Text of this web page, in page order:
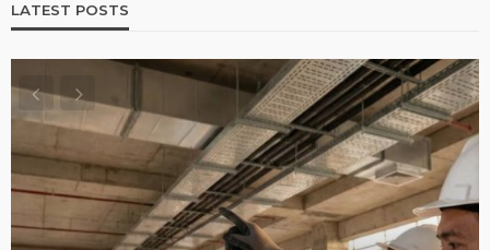
LATEST POSTS